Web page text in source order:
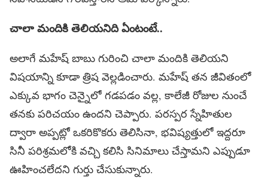
చాలా మందికి తెలియ‌నిది ఏంటంటే..
అలాగే మహేష్ బాబు గురించి చాలా మందికి తెలియని
విషయాన్ని కూడా త్రిష వెల్లడించారు. మహేష్ తన జీవితంలో
ఎక్కువ భాగం చెన్నైలో గడపడం వల్ల, కాలేజీ రోజుల నుంచే
తనకు పరిచయం ఉందని చెప్పారు. పరస్పర స్నేహితుల
ద్వారా అప్పట్లో ఒకరికొకరు తెలిసినా, భవిష్యత్తులో ఇద్దరూ
సినీ పరిశ్రమలోకి వచ్చి కలిసి సినిమాలు చేస్తామని ఎప్పుడూ
ఊహించలేదని గుర్తు చేసుకున్నారు.